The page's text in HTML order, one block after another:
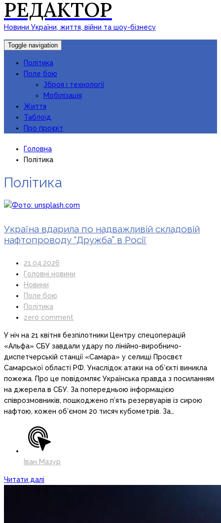
РЕДАКТОР
Новини України, життя, війни та шоу-бізнесу
Toggle navigation
Політика
Поле бою
Зброя і технології
Мобілізація
Життя
Таблоїд
Про проєкт
Головна
Політика
Політика
Україна вдарила по надважливій складовій
нафтопроводу “Дружба” в Росії
21.04.2026
Головні новини
Новини
Поле бою
Політика
zero comment
У ніч на 21 квітня безпілотники Центру спецоперацій
«Альфа» СБУ завдали удару по лінійно-виробничо-
диспетчерській станції «Самара» у селищі Просвєт
Самарської області РФ. Унаслідок атаки на об’єкті виникла
пожежа. Про це повідомляє Українська правда з посиланням
на джерела в СБУ. За попередньою інформацією
співрозмовників, пошкоджено п’ять резервуарів із сирою
нафтою, кожен об’ємом 20 тисяч кубометрів. За…
Іван Мазур
Читати далі